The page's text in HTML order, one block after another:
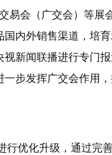
会（广交会）等展
内外销售渠道，培
新闻联播进行专门
步发挥广交会作用
优化升级，通过完